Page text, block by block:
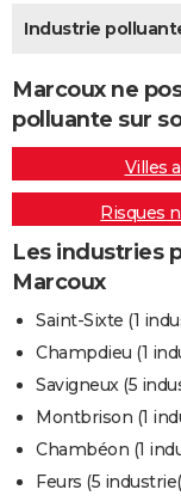
Destinations
City break
Voyage nature
Voyage de noces
Forum
Climat
+PHOTO
GUIDES D'ACHAT
BONS PLANS
CARTE DE VOEUX
Carte de Noël
Carte Bonne année
Carte Saint-Valentin
Carte Pâques
Carte d'anniversaire
DICTIONNAIRE
Dictionnaire
Biographies
Citations
Expressions
Proverbes
PROGRAMME TV
COPAINS D'AVANT
S'inscrire
Se connecter
Lycées
Collèges
Primaires
Universités
Entreprises
Service militaire
Avis de recherche
AVIS DE DÉCÈS
FORUM
Bricolage
Lifestyle
Culture
Sport
Auto
Television
Voyage
Cinema
Industrie
Marcoux ne
polluante sur
Villes
Risques
Les industries
Marcoux
Saint-Sixte (1
Champdieu (1
Savigneux (5
Montbrison (1
Chambéon (1
Feurs (5